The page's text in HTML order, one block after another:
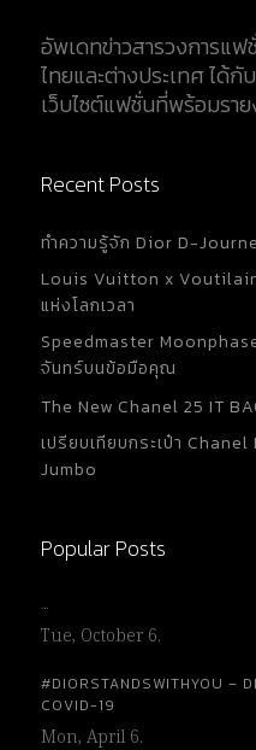
อัพเดทข่าวสารวงการแ
ไทยและต่างประเทศ ได้กั
เว็บไซต์แฟชั่นที่พร้อมรา
Recent Posts
ทำความรู้จัก Dior D-
Louis Vuitton x
แห่งโลกเวลา
Speedmaster
จันทร์บนข้อมือคุณ
The New Chanel 25 IT
เปรียบเทียบกระเป๋า
Jumbo
Popular Posts
…
Tue, October 6.
#DIORSTANDSWITHYOU –
COVID-19
Mon, April 6.